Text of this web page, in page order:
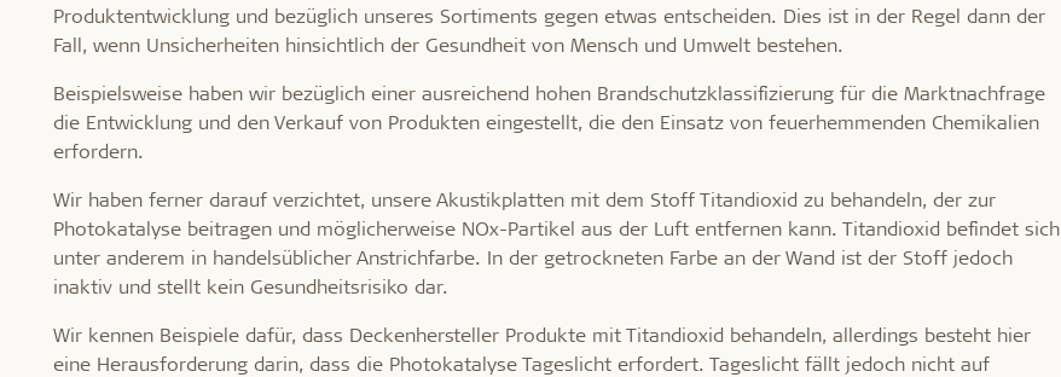
Produktentwicklung und bezüglich unseres Sortiments gegen etwas entscheiden. Dies ist in der Regel dann der
Fall, wenn Unsicherheiten hinsichtlich der Gesundheit von Mensch und Umwelt bestehen.
Beispielsweise haben wir bezüglich einer ausreichend hohen Brandschutzklassifizierung für die Marktnachfrage
die Entwicklung und den Verkauf von Produkten eingestellt, die den Einsatz von feuerhemmenden Chemikalien
erfordern.
Wir haben ferner darauf verzichtet, unsere Akustikplatten mit dem Stoff Titandioxid zu behandeln, der zur
Photokatalyse beitragen und möglicherweise NOx-Partikel aus der Luft entfernen kann. Titandioxid befindet sich
unter anderem in handelsüblicher Anstrichfarbe. In der getrockneten Farbe an der Wand ist der Stoff jedoch
inaktiv und stellt kein Gesundheitsrisiko dar.
Wir kennen Beispiele dafür, dass Deckenhersteller Produkte mit Titandioxid behandeln, allerdings besteht hier
eine Herausforderung darin, dass die Photokatalyse Tageslicht erfordert. Tageslicht fällt jedoch nicht auf